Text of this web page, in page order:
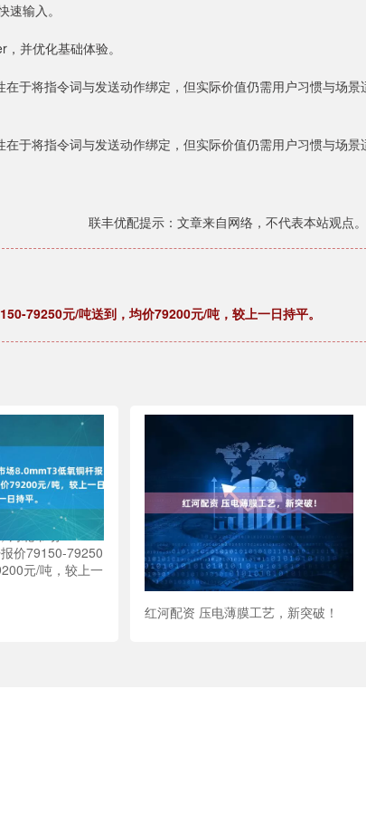
输入。
并优化基础体验。
于将指令词与发送动作绑定，但实际价值仍需用户习惯与场景
于将指令词与发送动作绑定，但实际价值仍需用户习惯与场景
联丰优配提示：文章来自网络，不代表本站观点。
79250元/吨送到，均价79200元/吨，较上一日持平。
河北市场
价79150-79250
元/吨，较上一
红河配资 压电薄膜工艺，新突破！